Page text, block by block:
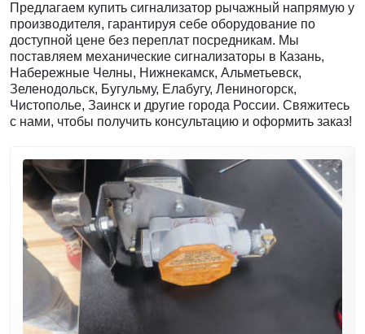
Предлагаем купить сигнализатор рычажный напрямую у
производителя, гарантируя себе оборудование по
доступной цене без переплат посредникам. Мы
поставляем механические сигнализаторы в Казань,
Набережные Челны, Нижнекамск, Альметьевск,
Зеленодольск, Бугульму, Елабугу, Лениногорск,
Чистополье, Заинск и другие города России. Свяжитесь
с нами, чтобы получить консультацию и оформить заказ!